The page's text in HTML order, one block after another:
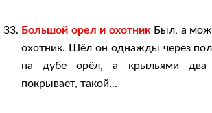
Большой орел и охотник Был, а
охотник. Шёл он однажды через
на дубе орёл, а крыльями два
покрывает, такой...